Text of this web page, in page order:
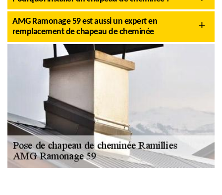
AMG Ramonage 59 est aussi un expert en
remplacement de chapeau de cheminée